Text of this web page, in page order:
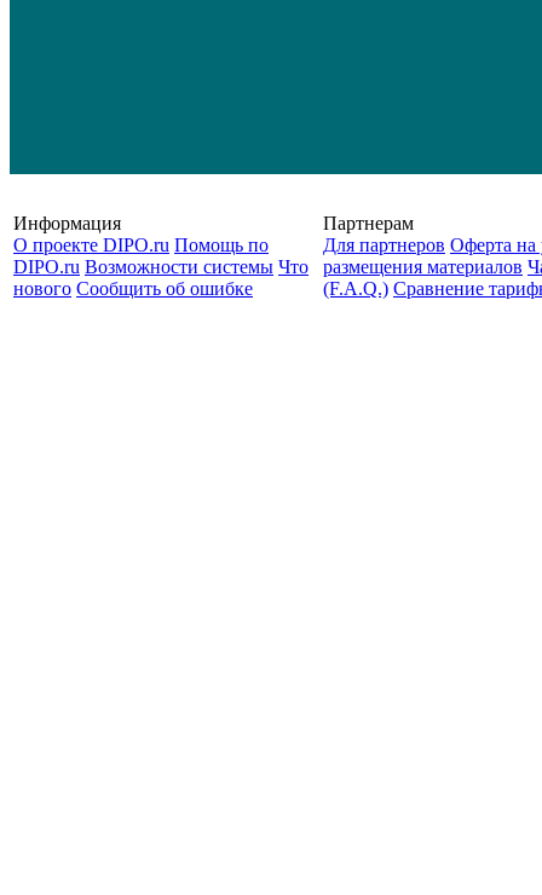
Информация
О проекте DIPO.ru Помощь по
DIPO.ru Возможности системы Что
нового Сообщить об ошибке
Партнерам
Для партнеров Оферта на
размещения материалов
(F.A.Q.) Cравнение